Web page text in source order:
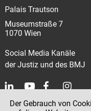
Palais Trautson
Museumstraße 7
1070 Wien
Social Media Kanäle
der Justiz und des BMJ
Kontakt
Der Gebrauch von